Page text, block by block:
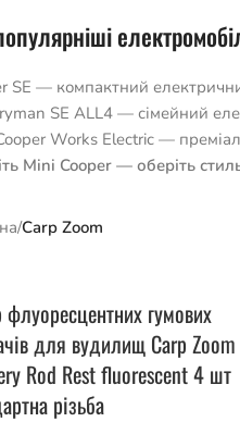
SE — компактний
SE ALL4 — сімейний
Works Electric —
Mini Cooper — оберіть
/Carp Zoom
флуоресцентних гумових
для вудилищ Carp Zoom
Rod Rest fluorescent 4 шт
різьба